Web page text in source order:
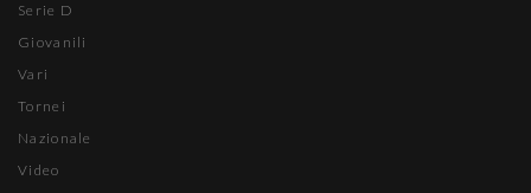
Serie D
Giovanili
Vari
Tornei
Nazionale
Video